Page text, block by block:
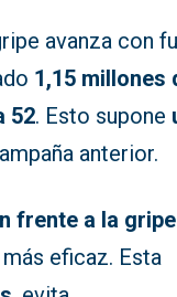
avanza con
1,15 millones
52. Esto supone
anterior.
frente a la
eficaz. Esta